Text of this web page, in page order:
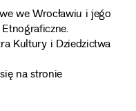
we Wrocławiu i jego
Kultury i Dziedzictwa
na stronie